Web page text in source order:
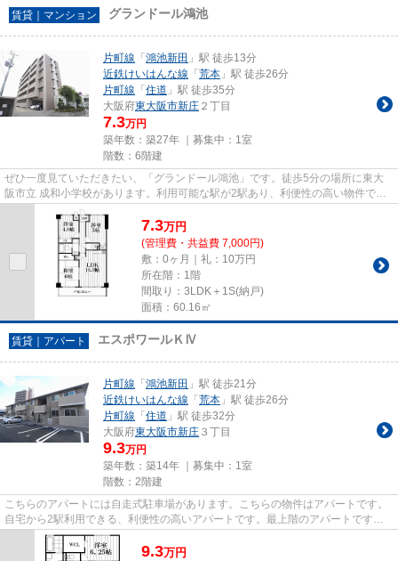
賃貸｜マンション グランドール鴻池
片町線 「 鴻池新田 」駅 徒歩13分
近鉄けいはんな線 「 荒本 」駅 徒歩26分
片町線 「 住道 」駅 徒歩35分
大阪府東大阪市新庄 ２丁目
7.3万円
築年数：築27年 ｜募集中： 1室
階数：6階建
ぜひ一度見ていただきたい、「グランドール鴻池」です。徒歩5分の場所に東大
阪市立 成和小学校があります。利用可能な駅が2駅あり、利便性の高い物件で
す。こちらの物件は、駅へも徒歩...
7.3万円
(管理費・共益費 7,000円)
敷：0ヶ月｜礼：10万円
所在階：1階
間取り：3LDK＋1S(納戸)
面積：60.16㎡
賃貸｜アパート エスポワールＫⅣ
片町線 「 鴻池新田 」駅 徒歩21分
近鉄けいはんな線 「 荒本 」駅 徒歩26分
片町線 「 住道 」駅 徒歩32分
大阪府東大阪市新庄 ３丁目
9.3万円
築年数：築14年 ｜募集中： 1室
階数：2階建
こちらのアパートには自走式駐車場があります。こちらの物件はアパートです。
自宅から2駅利用できる、利便性の高いアパートです。最上階のアパートです。
片町線鴻池新田駅から歩いてす...
9.3万円